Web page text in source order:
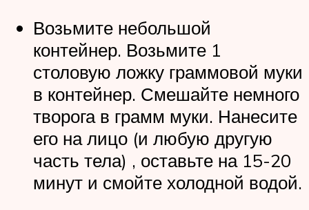
Возьмите небольшой
контейнер. Возьмите 1
столовую ложку граммовой муки
в контейнер. Смешайте немного
творога в грамм муки. Нанесите
его на лицо (и любую другую
часть тела) , оставьте на 15-20
минут и смойте холодной водой.